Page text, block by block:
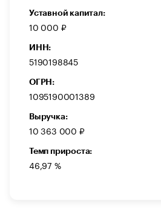
Уставной капитал:
10 000 ₽
ИНН:
5190198845
ОГРН:
1095190001389
Выручка:
10 363 000 ₽
Темп прироста:
46,97 %